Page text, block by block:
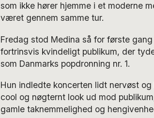
som ikke hører hjemme i et moderne
været gennem samme tur.
Fredag stod Medina så for første
fortrinsvis kvindeligt publikum, der
som Danmarks popdronning nr. 1.
Hun indledte koncerten lidt nervøst
cool og nøgternt look ud mod
gamle taknemmelighed og